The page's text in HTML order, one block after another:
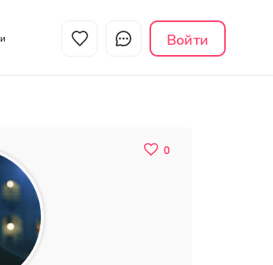
Войти
0